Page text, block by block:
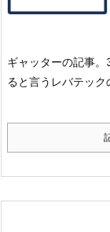
ギャッターの記事。
ると言うレバテック